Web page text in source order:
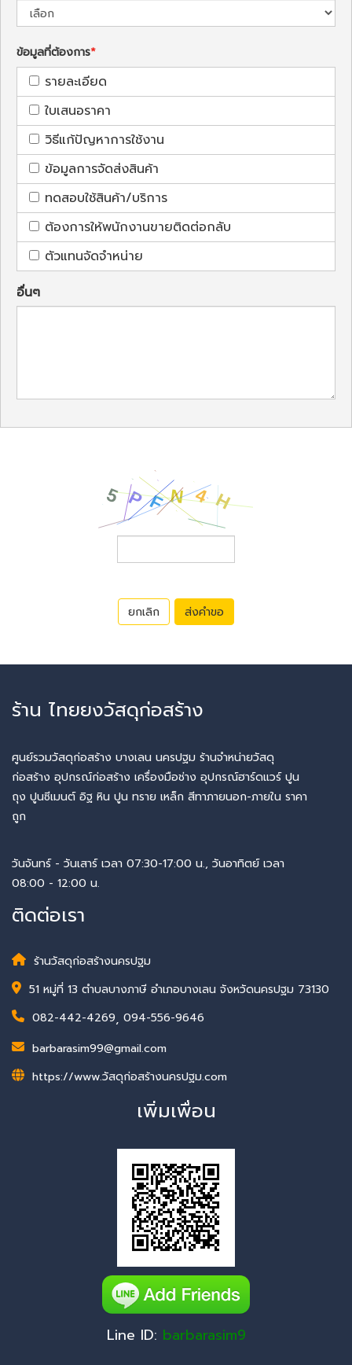
ข้อมูลที่ต้องการ
รายละเอียด
ใบเสนอราคา
วิธีแก้ปัญหาการใช้งาน
ข้อมูลการจัดส่งสินค้า
ทดสอบใช้สินค้า/บริการ
ต้องการให้พนักงานขายติดต่อกลับ
ตัวแทนจัดจำหน่าย
อื่นๆ
ยกเลิก ส่งคำขอ
ร้าน ไทยยงวัสดุก่อสร้าง
ศูนย์รวมวัสดุก่อสร้าง บางเลน นครปฐม ร้านจำหน่ายวัสดุ
ก่อสร้าง อุปกรณ์ก่อสร้าง เครื่องมือช่าง อุปกรณ์ฮาร์ดแวร์ ปูน
ถุง ปูนซีเมนต์ อิฐ หิน ปูน ทราย เหล็ก สีทาภายนอก-ภายใน ราคา
ถูก
วันจันทร์ - วันเสาร์ เวลา 07:30-17:00 น., วันอาทิตย์ เวลา
08:00 - 12:00 น.
ติดต่อเรา
ร้านวัสดุก่อสร้างนครปฐม
51 หมู่ที่ 13 ตำบลบางภาษี อำเภอบางเลน จังหวัดนครปฐม 73130
082-442-4269, 094-556-9646
barbarasim99@gmail.com
https://www.วัสดุก่อสร้างนครปฐม.com
เพิ่มเพื่อน
Line ID: barbarasim9